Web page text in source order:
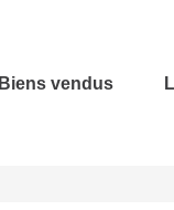
Biens vendus